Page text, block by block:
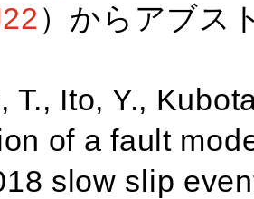
）からアブス
T., Ito, Y.,
of a fault
slow slip